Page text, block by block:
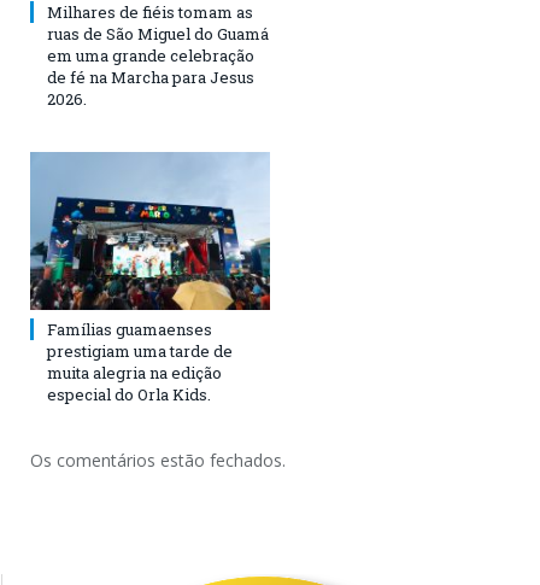
Milhares de fiéis tomam as
ruas de São Miguel do Guamá
em uma grande celebração
de fé na Marcha para Jesus
2026.
Famílias guamaenses
prestigiam uma tarde de
muita alegria na edição
especial do Orla Kids.
Os comentários estão fechados.